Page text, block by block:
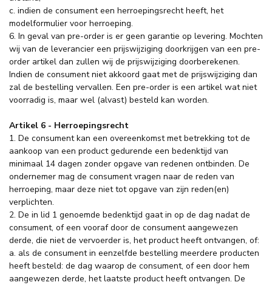
c. indien de consument een herroepingsrecht heeft, het
modelformulier voor herroeping.
6. In geval van pre-order is er geen garantie op levering. Mochten
wij van de leverancier een prijswijziging doorkrijgen van een pre-
order artikel dan zullen wij de prijswijziging doorberekenen.
Indien de consument niet akkoord gaat met de prijswijziging dan
zal de bestelling vervallen. Een pre-order is een artikel wat niet
voorradig is, maar wel (alvast) besteld kan worden.
Artikel 6 - Herroepingsrecht
1. De consument kan een overeenkomst met betrekking tot de
aankoop van een product gedurende een bedenktijd van
minimaal 14 dagen zonder opgave van redenen ontbinden. De
ondernemer mag de consument vragen naar de reden van
herroeping, maar deze niet tot opgave van zijn reden(en)
verplichten.
2. De in lid 1 genoemde bedenktijd gaat in op de dag nadat de
consument, of een vooraf door de consument aangewezen
derde, die niet de vervoerder is, het product heeft ontvangen, of:
a. als de consument in eenzelfde bestelling meerdere producten
heeft besteld: de dag waarop de consument, of een door hem
aangewezen derde, het laatste product heeft ontvangen. De